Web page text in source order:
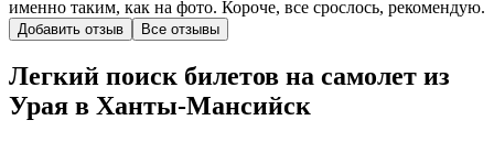
именно таким, как на фото. Короче, все срослось, рекомендую.
Добавить отзыв Все отзывы
Легкий поиск билетов на самолет из
Урая в Ханты-Мансийск